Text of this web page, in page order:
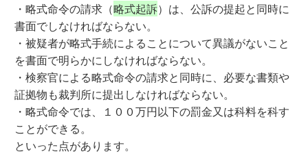
・略式命令の請求（略式起訴）は、公訴の提起と同時に
書面でしなければならない。
・被疑者が略式手続によることについて異議がないこと
を書面で明らかにしなければならない。
・検察官による略式命令の請求と同時に、必要な書類や
証拠物も裁判所に提出しなければならない。
・略式命令では、１００万円以下の罰金又は科料を科す
ことができる。
といった点があります。